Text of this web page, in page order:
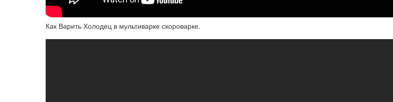
Как Варить Холодец в мультиварке скороварке.